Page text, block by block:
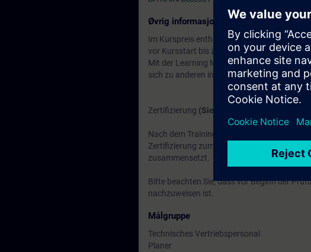
Øvrig informasjon
Im Kurspreis enthalten: Einkostenfreier
vor Kursstart bis zwei Wochen nach
Mit der Learning Membership können Sie
sich zu anderen interessanten Themen
Zertifizierung (Siemens CEIN-LEVEL)
Nach dem Training besteht die Möglichkeit
Zertifizierung zum
zusammensetzt.
Bitte beachten Sie, dass vor Beginn der
nachzuweisen ist.
Målgruppe
Technisches Vertriebspersonal
Planer